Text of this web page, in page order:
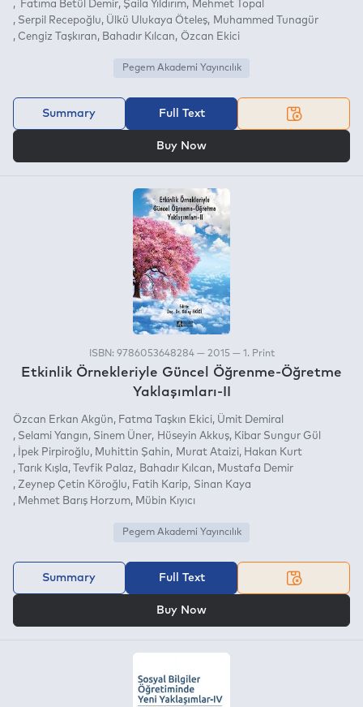
Fatıma Betül Demir Şaila Yıldırım
Mehmet Topal
Serpil Recepoğlu
Ülkü Ulukaya Öteleş
Muhammed Tunagür
Cengiz Taşkıran
Bahadır Kılcan Özcan Ekici
Pegem Akademi Yayıncılık
Summary Full Text
Buy Now
ISBN: 9786053648284 — 2015 — 1. Print
Etkinlik Örnekleriyle Güncel Öğrenme-Öğretme
Yaklaşımları-II
Özcan Erkan Akgün Fatma Taşkın Ekici Ümit Demiral
Selami Yangın
Sinem Üner Hüseyin Akkuş
Kibar Sungur Gül
İpek Pirpiroğlu
Muhittin Şahin Murat Ataizi
Hakan Kurt
Tarık Kışla
Tevfik Palaz Bahadır Kılcan
Mustafa Demir
Zeynep Çetin Köroğlu
Fatih Karip
Sinan Kaya
Mehmet Barış Horzum
Mübin Kıyıcı
Pegem Akademi Yayıncılık
Summary Full Text
Buy Now